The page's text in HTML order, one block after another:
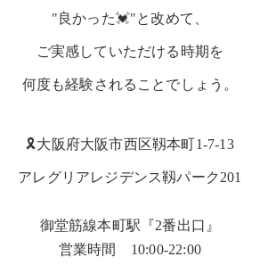
"良かった💓"と改めて、
ご実感していただける時期を
何度も経験されることでしょう。
🎗️大阪府大阪市西区靱本町1-7-13
アレグリアレジデンス靱パーク201
御堂筋線本町駅『2番出口』
営業時間 10:00-22:00